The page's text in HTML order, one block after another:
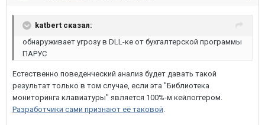
katbert сказал:
обнаруживает угрозу в DLL-ке от бухгалтерской программы
ПАРУС
Естественно поведенческий анализ будет давать такой
результат только в том случае, если эта "Библиотека
мониторинга клавиатуры" является 100%-м кейлоггером.
Разработчики сами признают её таковой.